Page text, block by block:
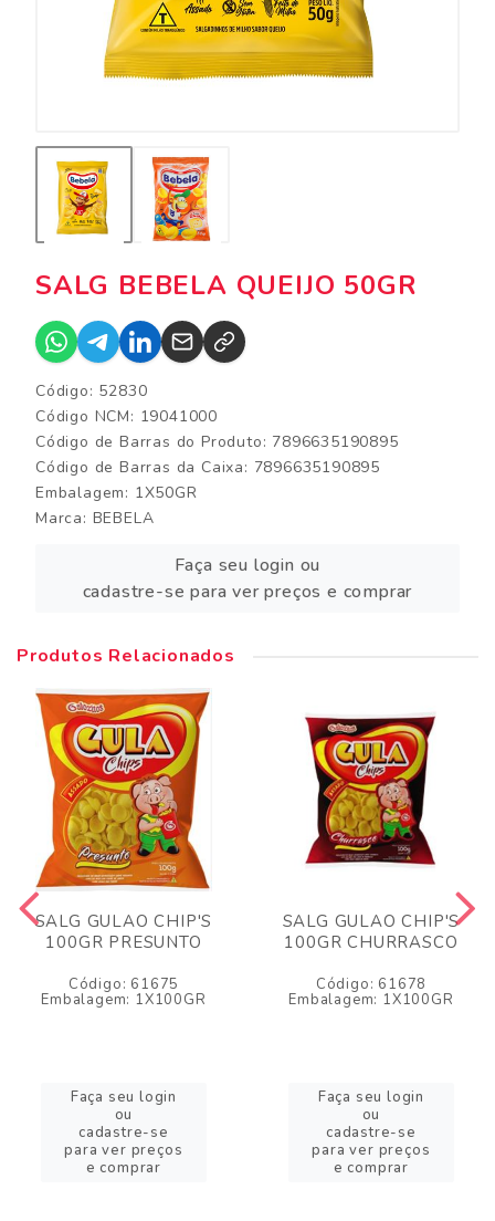
SALG BEBELA QUEIJO 50GR
Código: 52830
Código NCM: 19041000
Código de Barras do Produto: 7896635190895
Código de Barras da Caixa: 7896635190895
Embalagem: 1X50GR
Marca: BEBELA
Faça seu login ou
cadastre-se para ver preços e comprar
Produtos Relacionados
SALG GULAO CHIP'S
100GR PRESUNTO
Código: 61675
Embalagem: 1X100GR
Faça seu login
ou
cadastre-se
para ver preços
e comprar
SALG GULAO CHIP'S
100GR CHURRASCO
Código: 61678
Embalagem: 1X100GR
Faça seu login
ou
cadastre-se
para ver preços
e comprar